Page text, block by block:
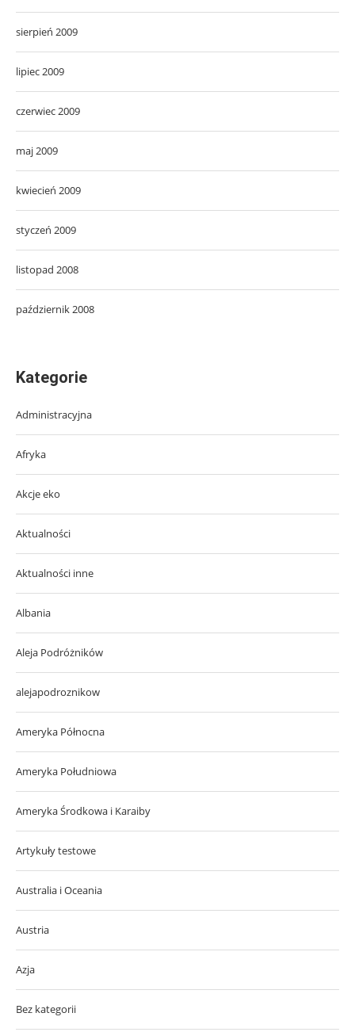
sierpień 2009
lipiec 2009
czerwiec 2009
maj 2009
kwiecień 2009
styczeń 2009
listopad 2008
październik 2008
Kategorie
Administracyjna
Afryka
Akcje eko
Aktualności
Aktualności inne
Albania
Aleja Podróżników
alejapodroznikow
Ameryka Północna
Ameryka Południowa
Ameryka Środkowa i Karaiby
Artykuły testowe
Australia i Oceania
Austria
Azja
Bez kategorii